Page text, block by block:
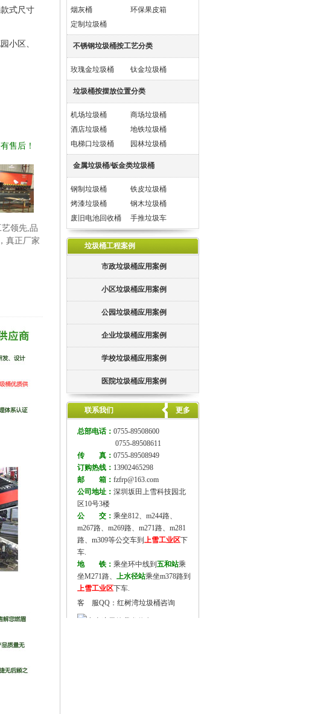
式尺寸
小区、
售后！
领先,品
真正厂家
烟灰桶
环保果皮箱
定制垃圾桶
不锈钢垃圾桶按工艺分类
玫瑰金垃圾桶 钛金垃圾桶
垃圾桶按摆放位置分类
机场垃圾桶
商场垃圾桶
酒店垃圾桶
地铁垃圾桶
电梯口垃圾桶
园林垃圾桶
金属垃圾桶/钣金类垃圾桶
钢制垃圾桶
铁皮垃圾桶
烤漆垃圾桶
钢木垃圾桶
废旧电池回收桶
手推垃圾车
垃圾桶工程案例
市政垃圾桶应用案例
小区垃圾桶应用案例
公园垃圾桶应用案例
企业垃圾桶应用案例
学校垃圾桶应用案例
医院垃圾桶应用案例